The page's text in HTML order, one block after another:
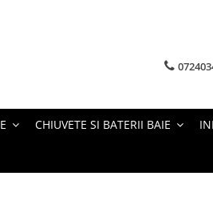
CHIUVETE SI BATERII BAIE